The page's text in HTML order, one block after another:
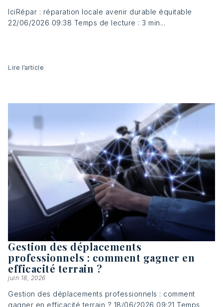
IciRépar : réparation locale avenir durable équitable​
22/06/2026 09:38 Temps de lecture : 3 min...
Lire l’article
Gestion des déplacements
professionnels : comment gagner en
efficacité terrain ?
juin 18, 2026
Gestion des déplacements professionnels : comment
gagner en efficacité terrain ? 18/06/2026 09:21 Temps